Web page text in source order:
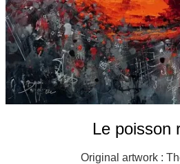
Français
Le poisson
Original artwork :